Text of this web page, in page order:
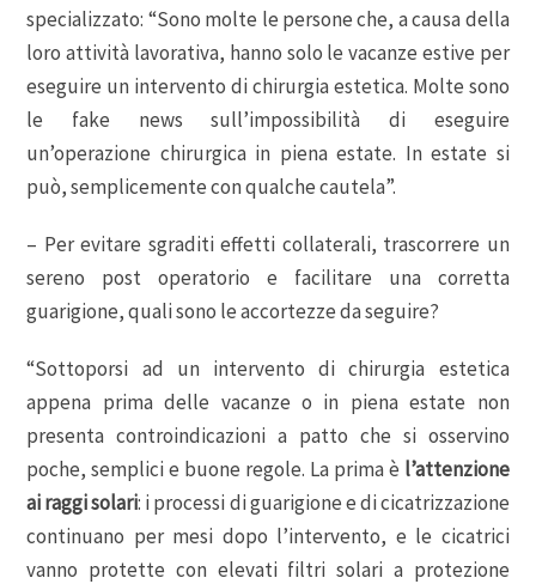
specializzato: “Sono molte le persone che, a causa della
loro attività lavorativa, hanno solo le vacanze estive per
eseguire un intervento di chirurgia estetica. Molte sono
le fake news sull’impossibilità di eseguire
un’operazione chirurgica in piena estate. In estate si
può, semplicemente con qualche cautela”.
– Per evitare sgraditi effetti collaterali, trascorrere un
sereno post operatorio e facilitare una corretta
guarigione, quali sono le accortezze da seguire?
“Sottoporsi ad un intervento di chirurgia estetica
appena prima delle vacanze o in piena estate non
presenta controindicazioni a patto che si osservino
poche, semplici e buone regole. La prima è l’attenzione
ai raggi solari: i processi di guarigione e di cicatrizzazione
continuano per mesi dopo l’intervento, e le cicatrici
vanno protette con elevati filtri solari a protezione